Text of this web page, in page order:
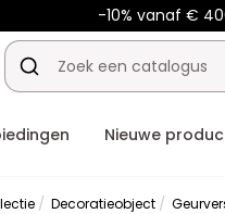
-10% vanaf €
Nieuwe
Decoratieobject